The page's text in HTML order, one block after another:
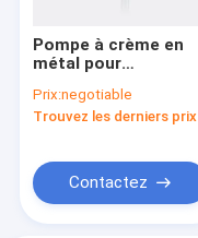
Pompe à crème en
métal pour
cosmétique JY505-
04E 24/410 avec clip
Prix:negotiable
Trouvez les derniers prix
Contactez